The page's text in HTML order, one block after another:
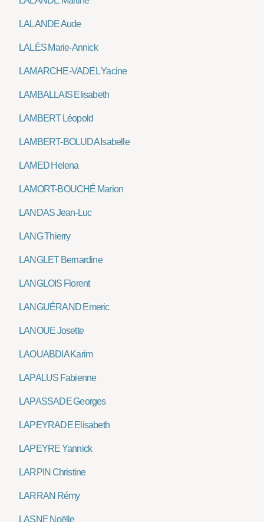
LALANDE Aude
LALÈS Marie-Annick
LAMARCHE-VADEL Yacine
LAMBALLAIS Elisabeth
LAMBERT Léopold
LAMBERT-BOLUDA Isabelle
LAMED Helena
LAMORT-BOUCHÉ Marion
LANDAS Jean-Luc
LANG Thierry
LANGLET Bernardine
LANGLOIS Florent
LANGUÉRAND Emeric
LANOUE Josette
LAOUABDIA Karim
LAPALUS Fabienne
LAPASSADE Georges
LAPEYRADE Elisabeth
LAPEYRE Yannick
LARPIN Christine
LARRAN Rémy
LASNE Noëlle